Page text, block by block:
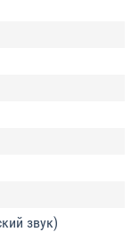
звук)